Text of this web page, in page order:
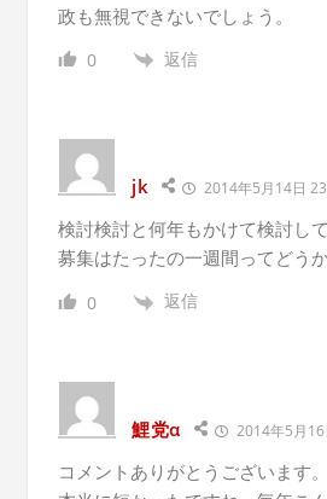
政も無視できないでしょう。
0 返信
jk 2014年5月14日
検討検討と何年もかけて検討し
募集はたったの一週間ってどう
0 返信
鯉党α 2014年5月
コメントありがとうございます。